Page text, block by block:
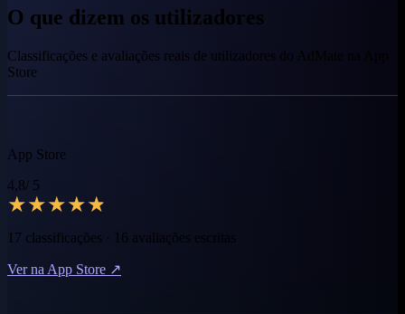
O que dizem os utilizadores
Classificações e avaliações reais de utilizadores do AdMate na App
Store
App Store
4,8/ 5
★★★★★
17 classificações · 16 avaliações escritas
Ver na App Store ↗